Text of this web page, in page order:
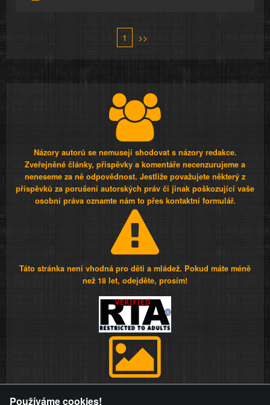
1 >>
Názory autorů se nemusejí shodovat s názory redakce.
Zveřejněné články, příspěvky a komentáře necenzurujeme a
neneseme za ně odpovědnost. Jestliže považujete některý z
příspěvků za porušení autorských práv či jinak poškozující vaše
osobní práva oznamte nám to přes kontaktní formulář.
Táto stránka není vhodná pro děti a mládež. Pokud máte méně
než 18 let, odejděte, prosím!
Používáme cookies!